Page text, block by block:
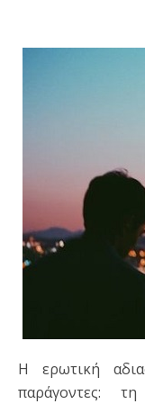
Η ερωτική αδιαφορία οφείλεται σε διάφορους
παράγοντες: